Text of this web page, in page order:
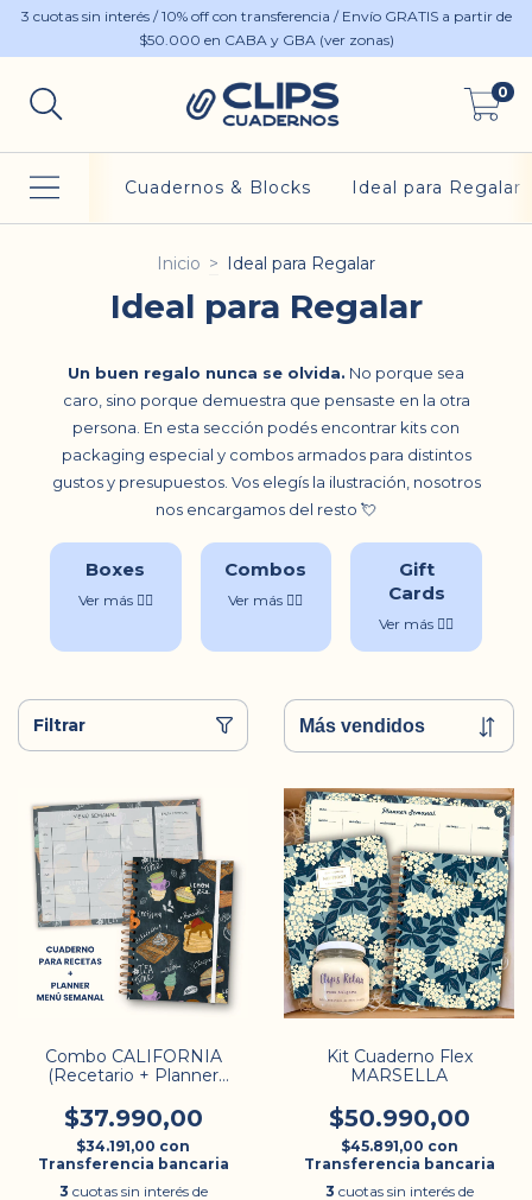
3 cuotas sin interés / 10% off con transferencia / Envío GRATIS a partir de
$50.000 en CABA y GBA (ver zonas)
0
Cuadernos & Blocks Ideal para Regalar
Inicio > Ideal para Regalar
Ideal para Regalar
Un buen regalo nunca se olvida. No porque sea
caro, sino porque demuestra que pensaste en la otra
persona. En esta sección podés encontrar kits con
packaging especial y combos armados para distintos
gustos y presupuestos. Vos elegís la ilustración, nosotros
nos encargamos del resto 💘
Boxes
Ver más 👉🏻
Combos
Ver más 👉🏻
Gift
Cards
Ver más 👉🏻
Filtrar
Combo CALIFORNIA
(Recetario + Planner
$37.990,00
$34.191,00 con
Transferencia bancaria
3 cuotas sin interés de
Kit Cuaderno Flex
MARSELLA
$50.990,00
$45.891,00 con
Transferencia bancaria
3 cuotas sin interés de